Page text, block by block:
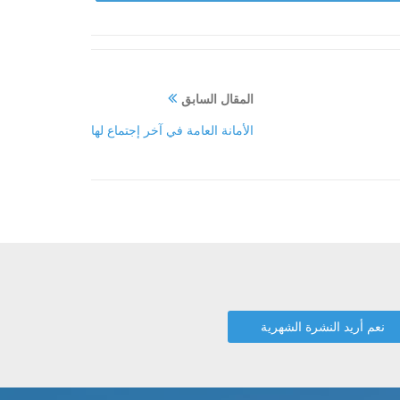
المقال السابق
الأمانة العامة في آخر إجتماع لها